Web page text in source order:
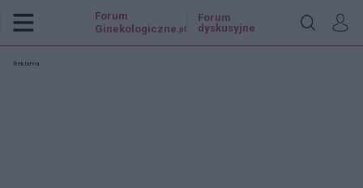
Forum
Ginekologiczne .pl
Forum
dyskusyjne
Reklama: